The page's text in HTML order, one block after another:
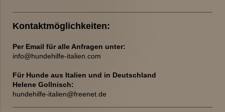
Kontaktmöglichkeiten:
Per Email für alle Anfragen unter:
info@hundehilfe-italien.com
Für Hunde aus Italien und in Deutschland
Helene Gollnisch:
hundehilfe-italien@freenet.de